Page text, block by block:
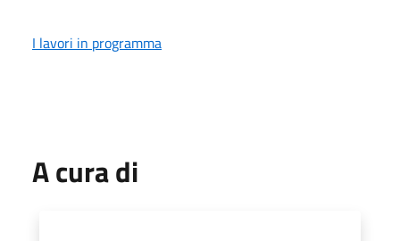
I lavori in programma
A cura di